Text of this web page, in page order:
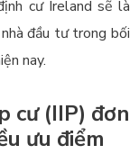
cư Ireland sẽ là
đầu tư trong bối
nay.
cư (IIP) đơn
ưu điểm